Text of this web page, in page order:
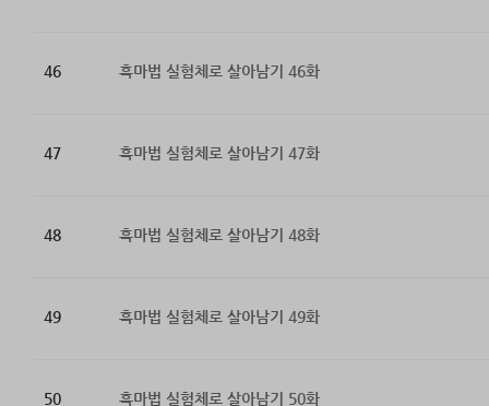
46 흑마법 실험체로 살아남기 46화
47 흑마법 실험체로 살아남기 47화
48 흑마법 실험체로 살아남기 48화
49 흑마법 실험체로 살아남기 49화
50 흑마법 실험체로 살아남기 50화